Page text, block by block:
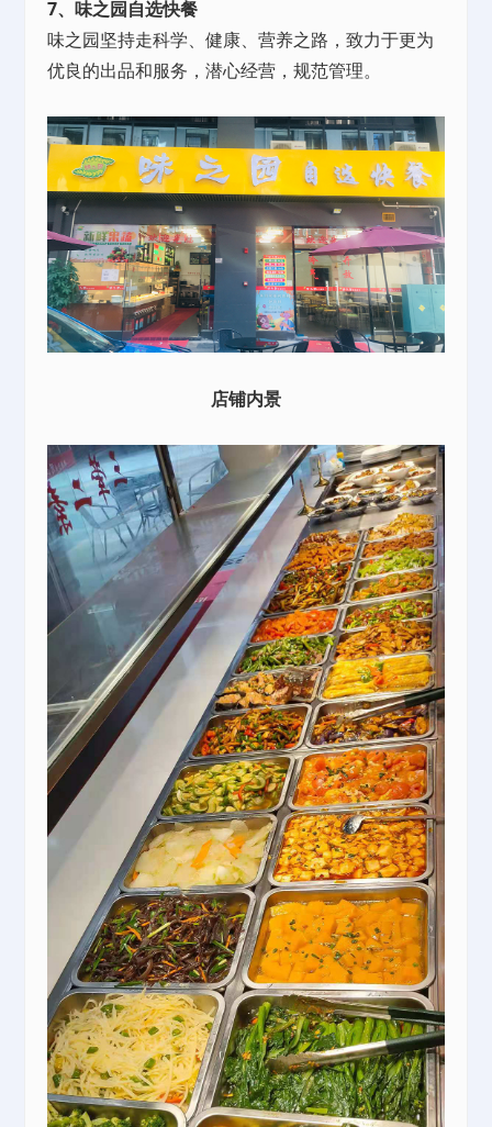
7、味之园自选快餐
味之园坚持走科学、健康、营养之路，致力于更为
优良的出品和服务，潜心经营，规范管理。
店铺内景